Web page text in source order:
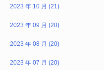
2023 年 10 月 (21)
2023 年 09 月 (20)
2023 年 08 月 (20)
2023 年 07 月 (20)